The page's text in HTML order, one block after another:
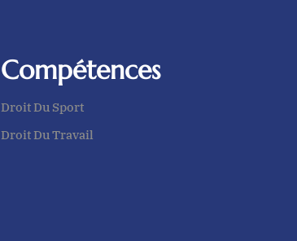
Compétences
Droit Du Sport
Droit Du Travail